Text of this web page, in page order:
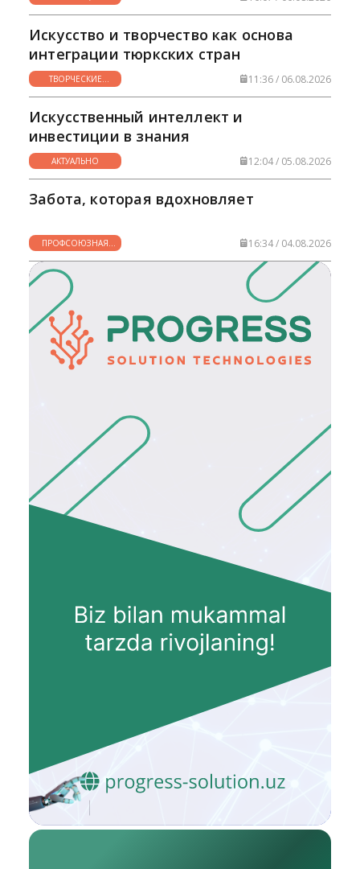
НУЖНО
Искусство и творчество как основа
интеграции тюркских стран
ТВОРЧЕСКИЕ
ГОРИЗОНТЫ
11:36 / 06.08.2026
Искусственный интеллект и
инвестиции в знания
АКТУАЛЬНО 12:04 / 05.08.2026
Забота, которая вдохновляет
ПРОФСОЮЗНАЯ
ЖИЗНЬ
16:34 / 04.08.2026